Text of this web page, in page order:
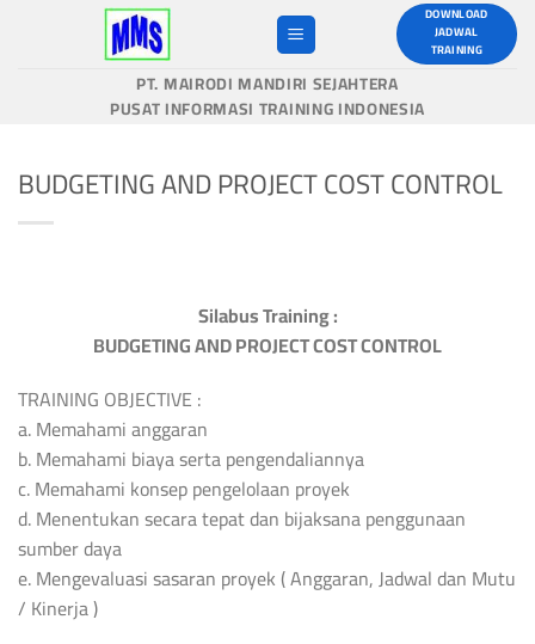
DOWNLOAD
JADWAL
TRAINING
PT. MAIRODI MANDIRI SEJAHTERA
PUSAT INFORMASI TRAINING INDONESIA
BUDGETING AND PROJECT COST CONTROL
Silabus Training :
BUDGETING AND PROJECT COST CONTROL
TRAINING OBJECTIVE :
a. Memahami anggaran
b. Memahami biaya serta pengendaliannya
c. Memahami konsep pengelolaan proyek
d. Menentukan secara tepat dan bijaksana penggunaan
sumber daya
e. Mengevaluasi sasaran proyek ( Anggaran, Jadwal dan Mutu
/ Kinerja )